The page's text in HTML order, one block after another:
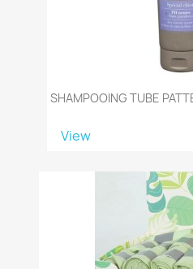
SHAMPOOING TUBE
View